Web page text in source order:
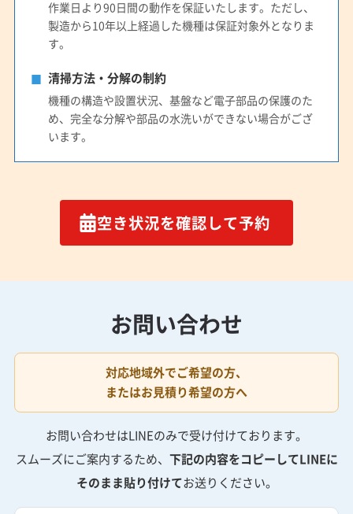
作業日より90日間の動作を保証いたします。ただし、
製造から10年以上経過した機種は保証対象外となりま
す。
清掃方法・分解の制約
機種の構造や設置状況、基盤など電子部品の保護のた
め、完全な分解や部品の水洗いができない場合がござ
います。
空き状況を確認して予約
お問い合わせ
対応地域外でご希望の方、
またはお見積り希望の方へ
お問い合わせはLINEのみで受け付けております。
スムーズにご案内するため、 下記の内容をコピーしてLINEに
そのまま貼り付けてお送りください。